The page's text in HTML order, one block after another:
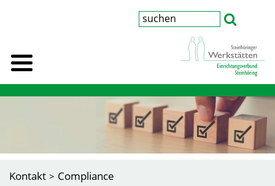
Kontakt Compliance